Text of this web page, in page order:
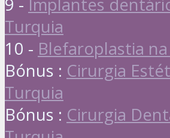
9 - Implantes
Turquia
10 - Blefaroplastia
Bónus : Cirurgia
Turquia
Bónus : Cirurgia